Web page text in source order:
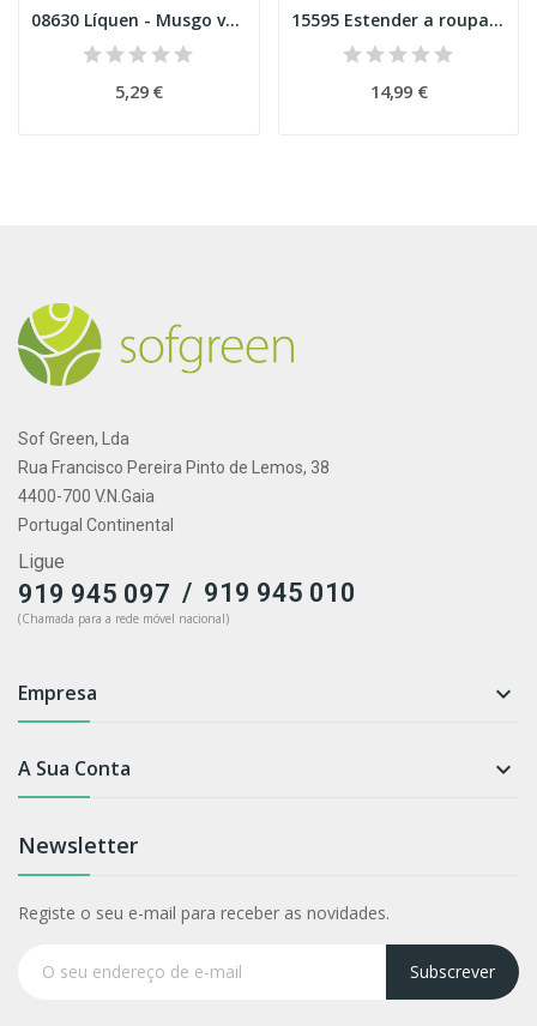
08630 Líquen - Musgo verde sortido
5,29 €
15595 Estender a roupa Esc H0
14,99 €
Sof Green, Lda
Rua Francisco Pereira Pinto de Lemos, 38
4400-700 V.N.Gaia
Portugal Continental
Ligue
919 945 097 / 919 945 010
(Chamada para a rede móvel nacional)
Empresa 
A Sua Conta 
Newsletter
Registe o seu e-mail para receber as novidades.
Subscrever